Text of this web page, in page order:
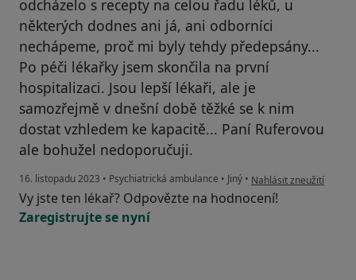
odcházelo s recepty na celou řadu léků, u
některých dodnes ani já, ani odborníci
nechápeme, proč mi byly tehdy předepsány...
Po péči lékařky jsem skončila na první
hospitalizaci. Jsou lepší lékaři, ale je
samozřejmě v dnešní době těžké se k nim
dostat vzhledem ke kapacitě... Paní Ruferovou
ale bohužel nedoporučuji.
16. listopadu 2023 • Psychiatrická ambulance • Jiný • podle názoru uživatele
Nahlásit zneužití
Vy jste ten lékař? Odpovězte na hodnocení!
Zaregistrujte se nyní